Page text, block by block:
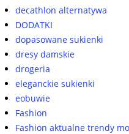
decathlon alternatywa
DODATKI
dopasowane sukienki
dresy damskie
drogeria
eleganckie sukienki
eobuwie
Fashion
Fashion aktualne trendy